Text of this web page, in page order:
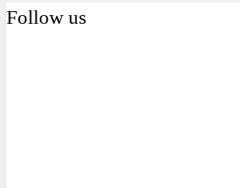
Follow us